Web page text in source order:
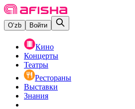
O‘zb Войти
Кино
Концерты
Театры
Рестораны
Выставки
Знания